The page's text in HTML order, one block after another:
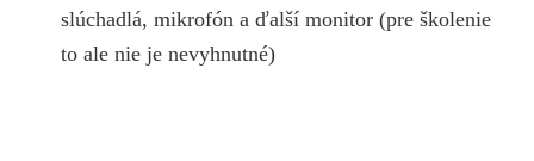
slúchadlá, mikrofón a ďalší monitor (pre školenie
to ale nie je nevyhnutné)